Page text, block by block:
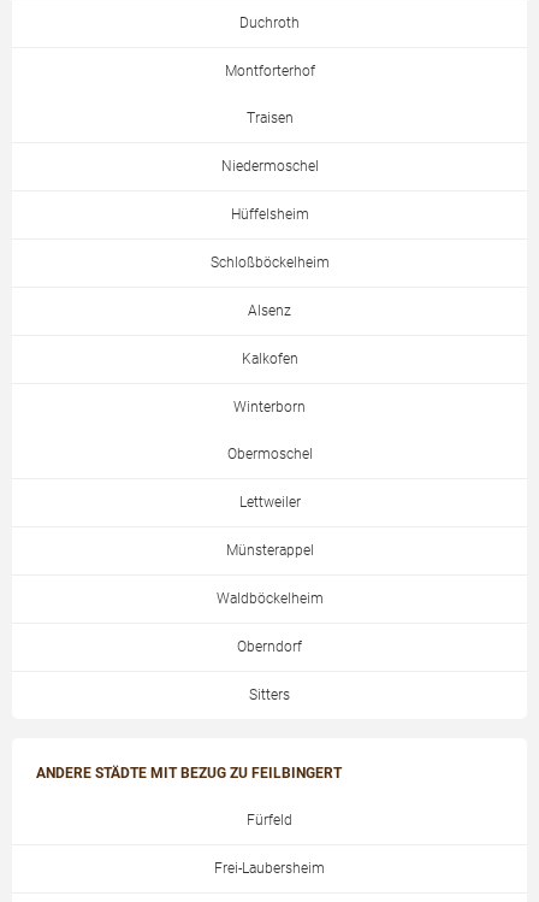
Duchroth
Montforterhof
Traisen
Niedermoschel
Hüffelsheim
Schloßböckelheim
Alsenz
Kalkofen
Winterborn
Obermoschel
Lettweiler
Münsterappel
Waldböckelheim
Oberndorf
Sitters
ANDERE STÄDTE MIT BEZUG ZU FEILBINGERT
Fürfeld
Frei-Laubersheim